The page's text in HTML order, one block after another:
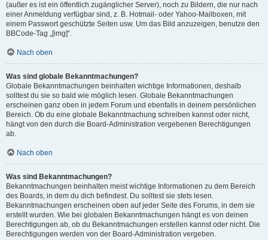
(außer es ist ein öffentlich zugänglicher Server), noch zu Bildern, die nur nach
einer Anmeldung verfügbar sind, z. B. Hotmail- oder Yahoo-Mailboxen, mit
einem Passwort geschützte Seiten usw. Um das Bild anzuzeigen, benutze den
BBCode-Tag „[img]“.
Nach oben
Was sind globale Bekanntmachungen?
Globale Bekanntmachungen beinhalten wichtige Informationen, deshalb
solltest du sie so bald wie möglich lesen. Globale Bekanntmachungen
erscheinen ganz oben in jedem Forum und ebenfalls in deinem persönlichen
Bereich. Ob du eine globale Bekanntmachung schreiben kannst oder nicht,
hängt von den durch die Board-Administration vergebenen Berechtigungen
ab.
Nach oben
Was sind Bekanntmachungen?
Bekanntmachungen beinhalten meist wichtige Informationen zu dem Bereich
des Boards, in dem du dich befindest. Du solltest sie stets lesen.
Bekanntmachungen erscheinen oben auf jeder Seite des Forums, in dem sie
erstellt wurden. Wie bei globalen Bekanntmachungen hängt es von deinen
Berechtigungen ab, ob du Bekanntmachungen erstellen kannst oder nicht. Die
Berechtigungen werden von der Board-Administration vergeben.